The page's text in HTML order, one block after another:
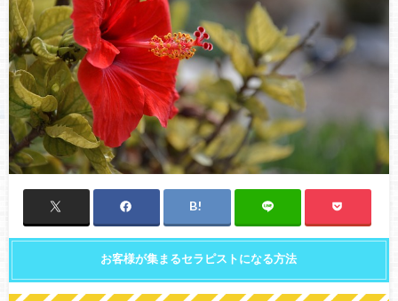
お客様が集まるセラピストになる方法